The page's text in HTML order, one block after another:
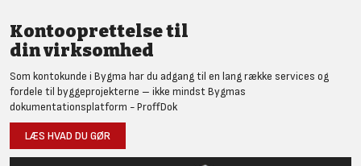
Kontooprettelse til
din virksomhed
Som kontokunde i Bygma har du adgang til en lang række services og
fordele til byggeprojekterne – ikke mindst Bygmas
dokumentationsplatform - ProffDok
LÆS HVAD DU GØR